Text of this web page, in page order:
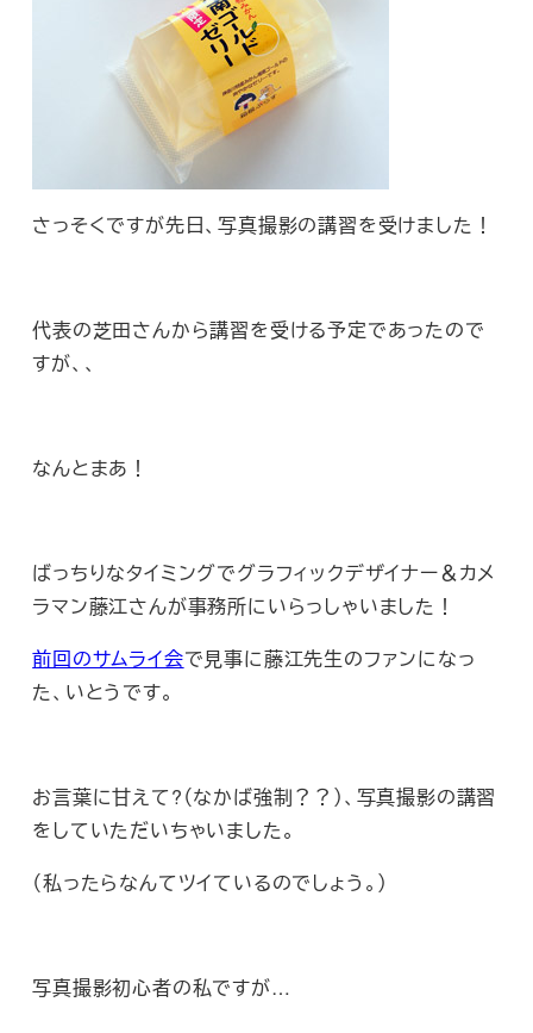
さっそくですが先日、写真撮影の講習を受けました！
代表の芝田さんから講習を受ける予定であったので
すが、、
なんとまあ！
ばっちりなタイミングでグラフィックデザイナー＆カメ
ラマン藤江さんが事務所にいらっしゃいました！
前回のサムライ会で見事に藤江先生のファンになっ
た、いとうです。
お言葉に甘えて?（なかば強制？？）、写真撮影の講習
をしていただいちゃいました。
（私ったらなんてツイているのでしょう。）
写真撮影初心者の私ですが…